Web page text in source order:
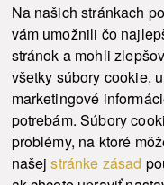
Na našich stránkach
vám umožnili čo
stránok a mohli
všetky súbory cookie,
marketingové
potrebám. Súbory
problémy, na ktoré
našejstránke zásad
© 2021-2026 ku.sk. Všetky